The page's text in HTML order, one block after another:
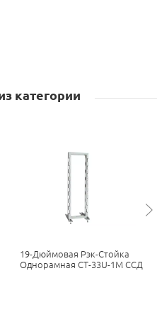
категории
19-Дюймовая Рэк-Стойка
Однорамная СТ-33U-1М ССД